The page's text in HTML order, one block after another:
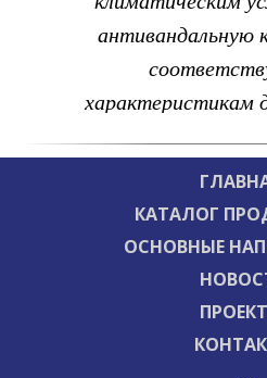
антивандальную
характеристикам
СНГ
КАТАЛОГ
ОСНОВНЫЕ